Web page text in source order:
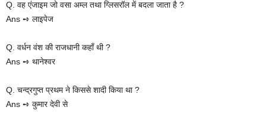
Q. वह एंजाइम जो वसा अम्ल तथा ग्लिसरॉल में बदला जाता है ?
Ans ➺ लाइपेज
Q. वर्धन वंश की राजधानी कहाँ थी ?
Ans ➺ थानेश्वर
Q. चन्द्रगुप्त प्रथम ने किससे शादी किया था ?
Ans ➺ कुमार देवी से